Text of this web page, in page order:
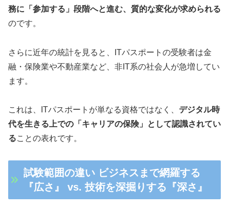
務に「参加する」段階へと進む、質的な変化が求められる
のです。
さらに近年の統計を見ると、ITパスポートの受験者は金
融・保険業や不動産業など、非IT系の社会人が急増してい
ます。
これは、ITパスポートが単なる資格ではなく、 デジタル時
代を生きる上での「キャリアの保険」として認識されてい
ることの表れです。
試験範囲の違い ビジネスまで網羅する
『広さ』 vs. 技術を深掘りする『深さ』